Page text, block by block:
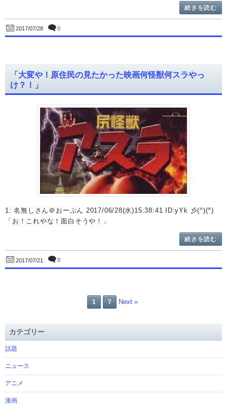
続きを読む
2017/07/28 0
「大変や！原住民の見たかった映画何怪獣何スラやっ
け？！」
1: 名無しさん＠おーぷん 2017/06/28(水)15:38:41 ID:yYk 彡(^)(^)
「お！これやな！面白そうや！」
続きを読む
2017/07/21 0
1 7 Next »
カテゴリー
話題
ニュース
アニメ
漫画